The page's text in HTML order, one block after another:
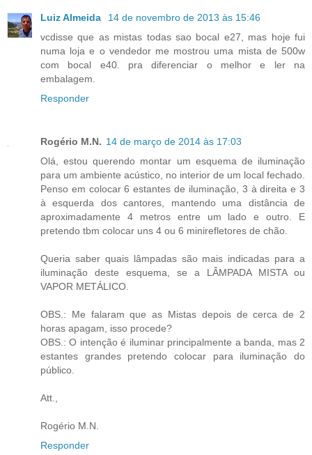
Luiz Almeida
14 de novembro de 2013 às 15:46
vcdisse que as mistas todas sao bocal e27, mas hoje fui
numa loja e o vendedor me mostrou uma mista de 500w
com bocal e40. pra diferenciar o melhor e ler na
embalagem.
Responder
Rogério M.N. 14 de março de 2014 às 17:03
Olá, estou querendo montar um esquema de iluminação
para um ambiente acústico, no interior de um local fechado.
Penso em colocar 6 estantes de iluminação, 3 à direita e 3
à esquerda dos cantores, mantendo uma distância de
aproximadamente 4 metros entre um lado e outro. E
pretendo tbm colocar uns 4 ou 6 minirefletores de chão.
Queria saber quais lâmpadas são mais indicadas para a
iluminação deste esquema, se a LÂMPADA MISTA ou
VAPOR METÁLICO.
OBS.: Me falaram que as Mistas depois de cerca de 2
horas apagam, isso procede?
OBS.: O intenção é iluminar principalmente a banda, mas 2
estantes grandes pretendo colocar para iluminação do
público.
Att.,
Rogério M.N.
Responder